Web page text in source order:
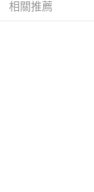
相關推薦